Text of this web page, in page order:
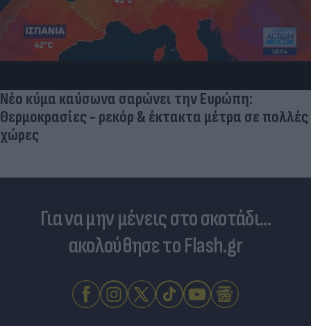
Νέο κύμα καύσωνα σαρώνει την Ευρώπη:
Θερμοκρασίες - ρεκόρ & έκτακτα μέτρα σε πολλές
χώρες
Για να μην μένεις στο σκοτάδι...
ακολούθησε το Flash.gr